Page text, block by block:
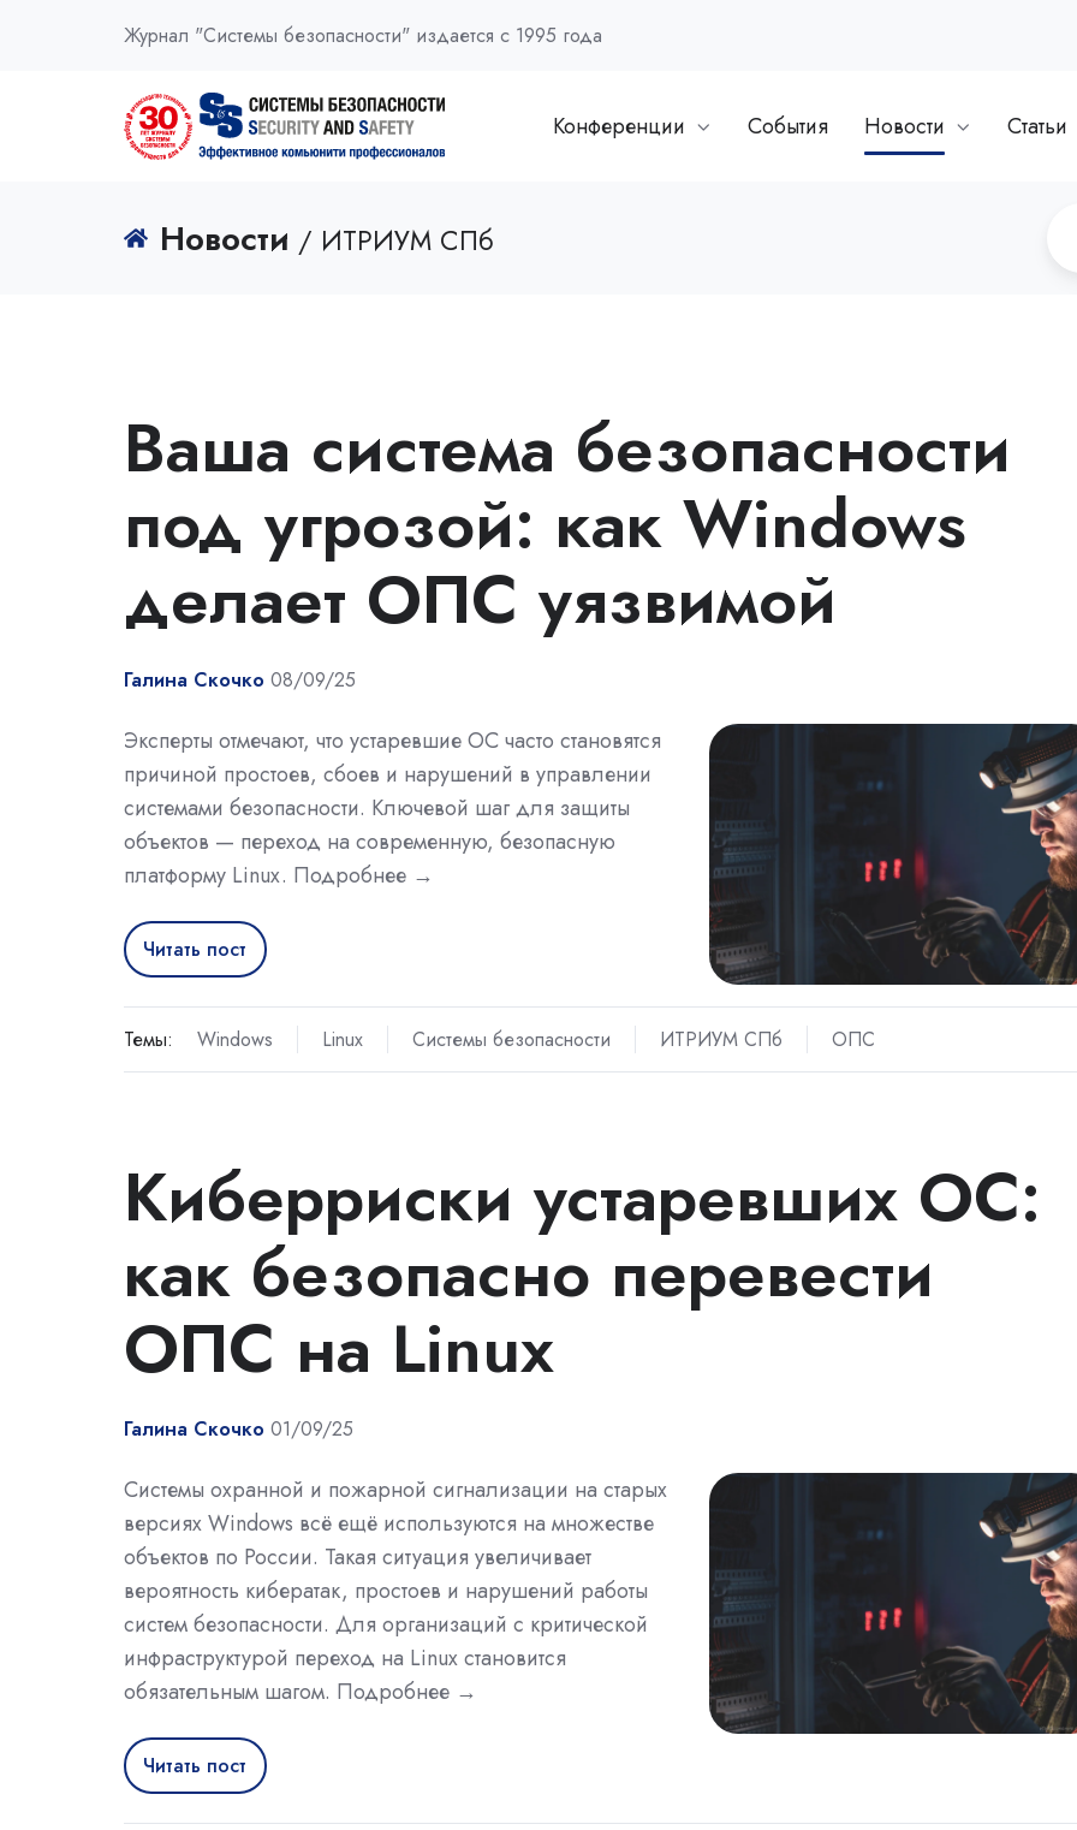
Журнал "Системы безопасности" издается с 1995 года
Конференции События Новости Статьи
Новости / ИТРИУМ СПб
Ваша система безопасности
под угрозой: как Windows
делает ОПС уязвимой
Галина Скочко 08/09/25
Эксперты отмечают, что устаревшие ОС часто становятся
причиной простоев, сбоев и нарушений в управлении
системами безопасности. Ключевой шаг для защиты
объектов — переход на современную, безопасную
платформу Linux. Подробнее →
Читать пост
Темы: Windows Linux Системы безопасности ИТРИУМ СПб ОПС
Киберриски устаревших ОС:
как безопасно перевести
ОПС на Linux
Галина Скочко 01/09/25
Системы охранной и пожарной сигнализации на старых
версиях Windows всё ещё используются на множестве
объектов по России. Такая ситуация увеличивает
вероятность кибератак, простоев и нарушений работы
систем безопасности. Для организаций с критической
инфраструктурой переход на Linux становится
обязательным шагом. Подробнее →
Читать пост